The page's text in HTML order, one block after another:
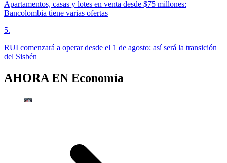
Apartamentos, casas y lotes en venta desde $75 millones:
Bancolombia tiene varias ofertas
5.
RUI comenzará a operar desde el 1 de agosto: así será la transición
del Sisbén
AHORA EN Economía